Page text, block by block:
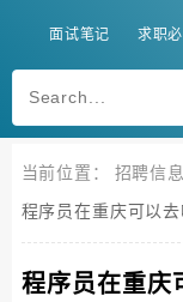
面试笔记 求职
当前位置： 招聘信息
程序员在重庆可以
程序员在重庆